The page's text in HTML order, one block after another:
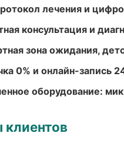
лечения и
консультация и
зона ожидания,
0% и онлайн-запись
оборудование: